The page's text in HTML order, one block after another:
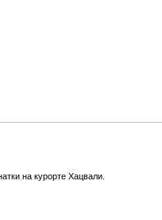
на курорте Хацвали.